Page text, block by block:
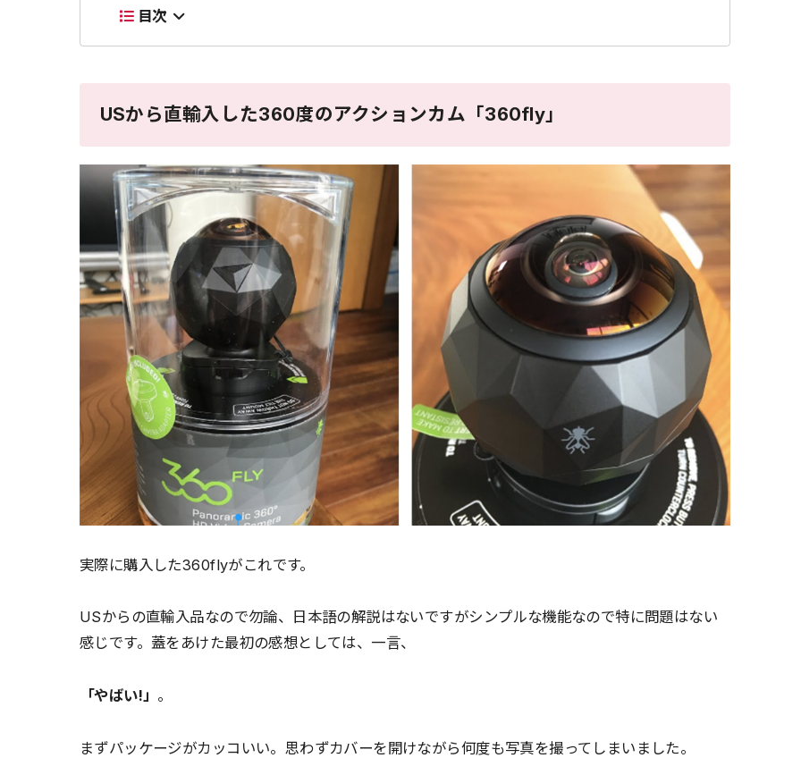
目次
USから直輸入した360度のアクションカム「360fly」
実際に購入した360flyがこれです。
USからの直輸入品なので勿論、日本語の解説はないですがシンプルな機能なので特に問題はない
感じです。蓋をあけた最初の感想としては、一言、
「やばい!」 。
まずパッケージがカッコいい。思わずカバーを開けながら何度も写真を撮ってしまいました。